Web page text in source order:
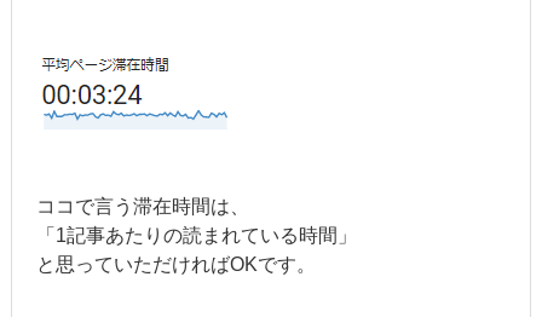
ココで言う滞在時間は、
「1記事あたりの読まれている時間」
と思っていただければOKです。